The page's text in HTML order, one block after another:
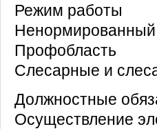
Режим работы
Ненормированный
Профобласть
Слесарные и
Должностные
Осуществление